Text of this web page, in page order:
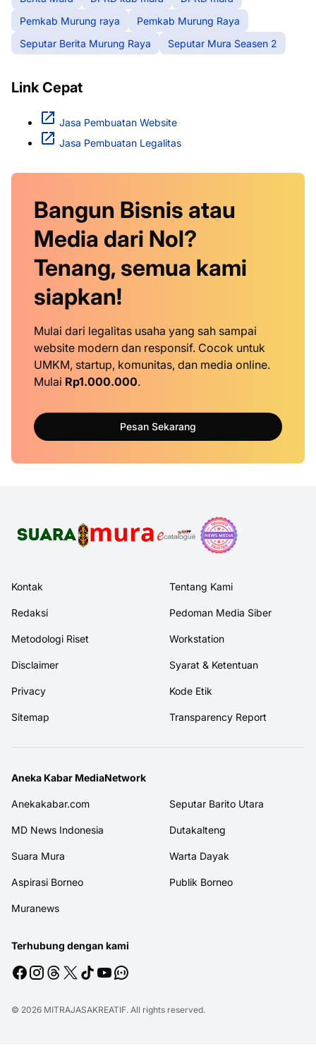
Pemkab Murung raya
Pemkab Murung Raya
Seputar Berita Murung Raya
Seputar Mura Seasen 2
Link Cepat
Jasa Pembuatan Website
Jasa Pembuatan Legalitas
Bangun Bisnis atau
Media dari Nol?
Tenang, semua kami
siapkan!
Mulai dari legalitas usaha yang sah sampai
website modern dan responsif. Cocok untuk
UMKM, startup, komunitas, dan media online.
Mulai Rp1.000.000.
Pesan Sekarang
Kontak Tentang Kami
Redaksi Pedoman Media Siber
Metodologi Riset Workstation
Disclaimer Syarat & Ketentuan
Privacy Kode Etik
Sitemap Transparency Report
Aneka Kabar MediaNetwork
Anekakabar.com Seputar Barito Utara
MD News Indonesia Dutakalteng
Suara Mura Warta Dayak
Aspirasi Borneo Publik Borneo
Muranews
Terhubung dengan kami
© 2026 MITRAJASAKREATIF. All rights reserved.